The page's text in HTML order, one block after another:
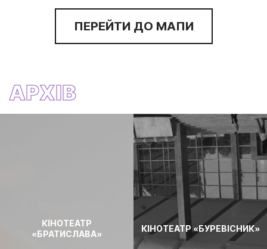
ПЕРЕЙТИ ДО МАПИ
АРХІВ
КІНОТЕАТР
«БРАТИСЛАВА»
КІНОТЕАТР «БУРЕВІСНИК»